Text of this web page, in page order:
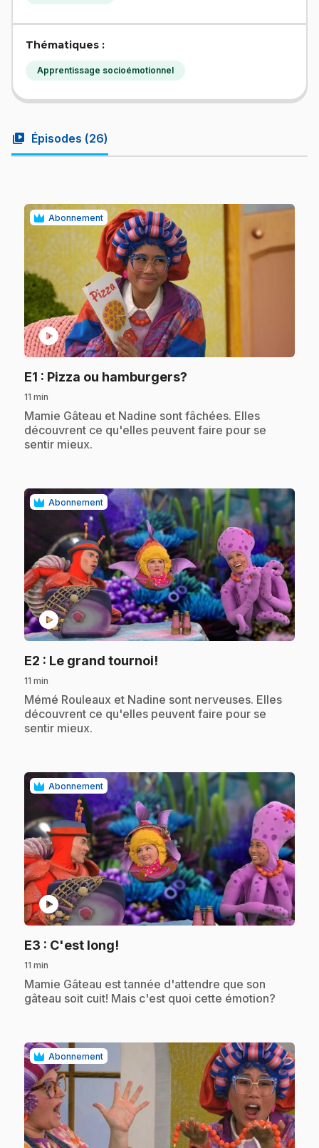
Thématiques :
Apprentissage socioémotionnel
video_library Épisodes (26)
Abonnement
play_circle
E1 : Pizza ou hamburgers?
11 min
.Mamie Gâteau et Nadine sont fâchées. Elles
découvrent ce qu'elles peuvent faire pour se
sentir mieux.
Abonnement
play_circle
E2 : Le grand tournoi!
11 min
.Mémé Rouleaux et Nadine sont nerveuses. Elles
découvrent ce qu'elles peuvent faire pour se
sentir mieux.
Abonnement
play_circle
E3 : C'est long!
11 min
.Mamie Gâteau est tannée d'attendre que son
gâteau soit cuit! Mais c'est quoi cette émotion?
Abonnement